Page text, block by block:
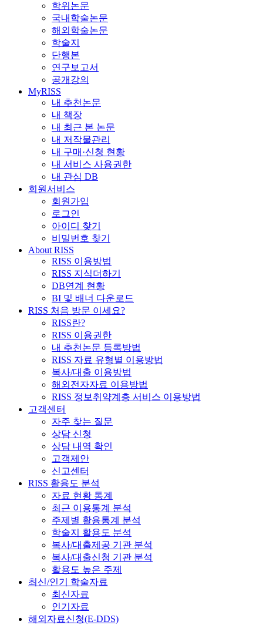
학위논문
국내학술논문
해외학술논문
학술지
단행본
연구보고서
공개강의
MyRISS
내 추천논문
내 책장
내 최근 본 논문
내 저작물관리
내 구매·신청 현황
내 서비스 사용권한
내 관심 DB
회원서비스
회원가입
로그인
아이디 찾기
비밀번호 찾기
About RISS
RISS 이용방법
RISS 지식더하기
DB연계 현황
BI 및 배너 다운로드
RISS 처음 방문 이세요?
RISS란?
RISS 이용권한
내 추천논문 등록방법
RISS 자료 유형별 이용방법
복사/대출 이용방법
해외전자자료 이용방법
RISS 정보취약계층 서비스 이용방법
고객센터
자주 찾는 질문
상담 신청
상담 내역 확인
고객제안
신고센터
RISS 활용도 분석
자료 현황 통계
최근 이용통계 분석
주제별 활용통계 분석
학술지 활용도 분석
복사/대출제공 기관 분석
복사/대출신청 기관 분석
활용도 높은 주제
최신/인기 학술자료
최신자료
인기자료
해외자료신청(E-DDS)